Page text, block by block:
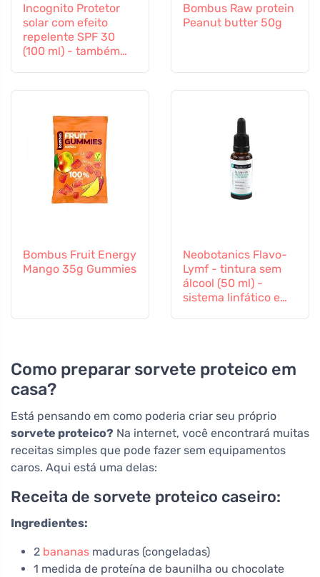
Incognito Protetor
solar com efeito
repelente SPF 30
(100 ml) - também
Bombus Raw protein
Peanut butter 50g
Bombus Fruit Energy
Mango 35g Gummies
Neobotanics Flavo-
Lymf - tintura sem
álcool (50 ml) -
sistema linfático e
Como preparar sorvete proteico em
casa?
Está pensando em como poderia criar seu próprio
sorvete proteico? Na internet, você encontrará muitas
receitas simples que pode fazer sem equipamentos
caros. Aqui está uma delas:
Receita de sorvete proteico caseiro:
Ingredientes:
2 bananas maduras (congeladas)
1 medida de proteína de baunilha ou chocolate